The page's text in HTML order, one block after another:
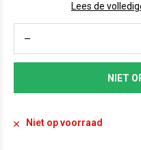
Lees de
NIET
Niet op voorraad